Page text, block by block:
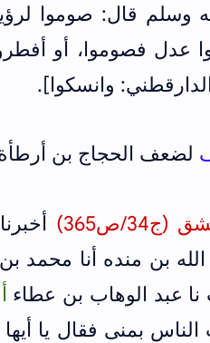
وسلم قال: صوموا
عدل فصوموا، أو
وانسكوا].
لضعف الحجاج بن
ص365)
بن منده أنا محمد
نا عبد الوهاب بن عطاء
بمنى فقال يا